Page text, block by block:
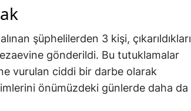
şüphelilerden 3 kişi, çıkarıldıkları
gönderildi. Bu tutuklamalar
vurulan ciddi bir darbe olarak
önümüzdeki günlerde daha da